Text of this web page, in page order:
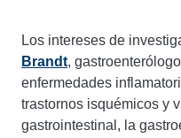
Los intereses de
Brandt,
enfermedades
trastornos isquémicos y
gastrointestinal, la